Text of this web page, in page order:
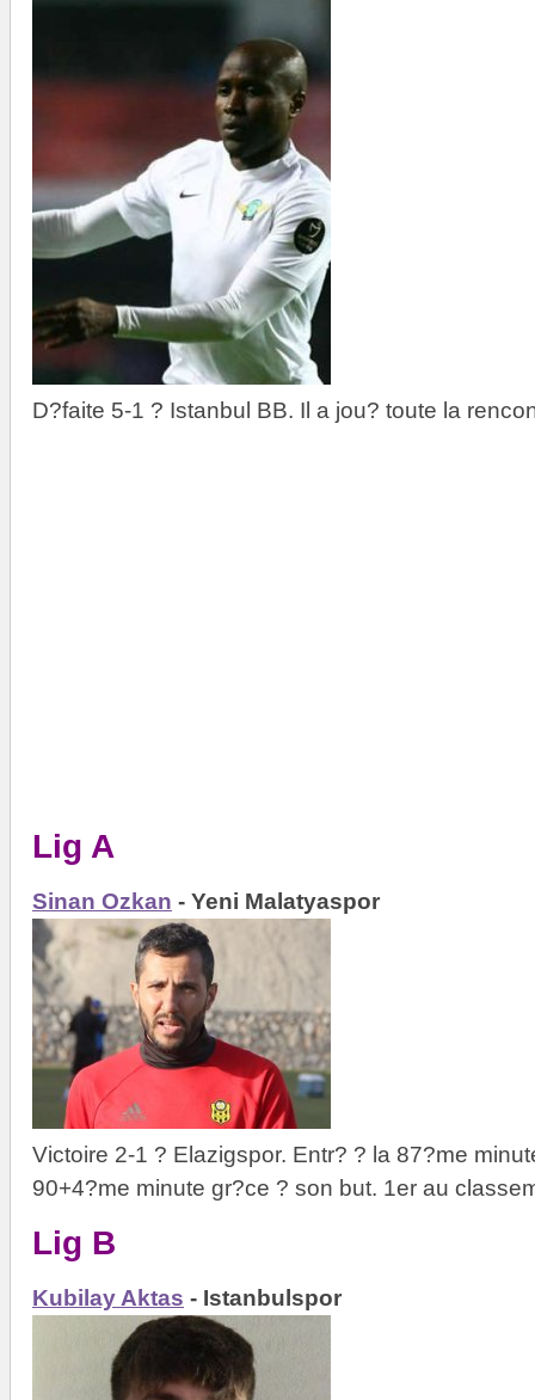
D?faite 5-1 ? Istanbul BB. Il a jou? toute la
Lig A
Sinan Ozkan - Yeni Malatyaspor
Victoire 2-1 ? Elazigspor. Entr? ? la 87?me
90+4?me minute gr?ce ? son but. 1er au
Lig B
Kubilay Aktas - Istanbulspor